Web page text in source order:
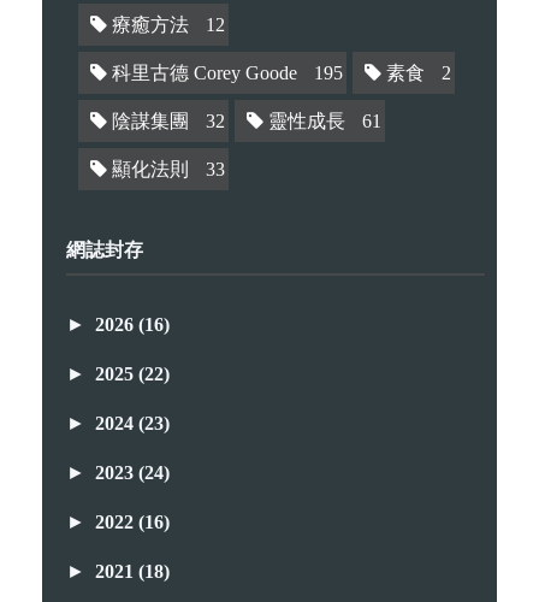
療癒方法 12
科里古德 Corey Goode 195 素食 2
陰謀集團 32 靈性成長 61
顯化法則 33
網誌封存
► 2026 (16)
► 2025 (22)
► 2024 (23)
► 2023 (24)
► 2022 (16)
► 2021 (18)